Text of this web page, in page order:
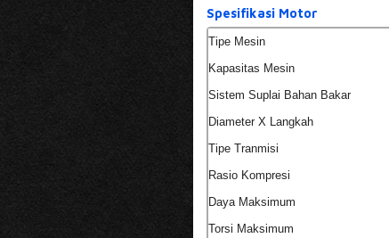
Spesifikasi Motor
Tipe Mesin
Kapasitas Mesin
Sistem Suplai Bahan Bakar
Diameter X Langkah
Tipe Tranmisi
Rasio Kompresi
Daya Maksimum
Torsi Maksimum